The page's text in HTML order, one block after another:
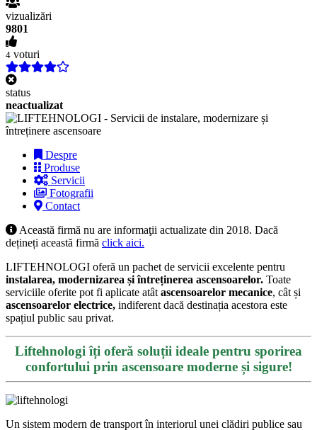
vizualizări
9801
4 voturi
status
neactualizat
Despre
Produse
Servicii
Fotografii
Contact
Această firmă nu are informaţii actualizate din 2018. Dacă
dețineți această firmă click aici.
LIFTEHNOLOGI oferă un pachet de servicii excelente pentru
instalarea, modernizarea și întreținerea ascensoarelor. Toate
serviciile oferite pot fi aplicate atât ascensoarelor mecanice, cât și
ascensoarelor electrice, indiferent dacă destinația acestora este
spațiul public sau privat.
Liftehnologi îți oferă soluții ideale pentru sporirea
confortului prin ascensoare moderne și sigure!
Un sistem modern de transport în interiorul unei clădiri publice sau